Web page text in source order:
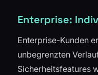
Enterprise:
Enterprise-Kunden
unbegrenzten
Sicherheitsfeatures